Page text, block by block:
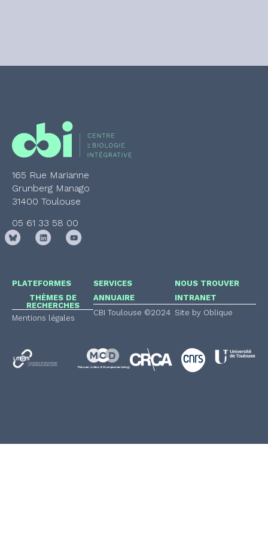
165 Rue Marianne
Grunberg Manago
31400 Toulouse
05 61 33 58 00
PLATEFORMES
THÈMES DE
RECHERCHES
Mentions légales
SERVICES
ANNUAIRE
CBI Toulouse ©2024
NOUS TROUVER
INTRANET
Site by Oblique